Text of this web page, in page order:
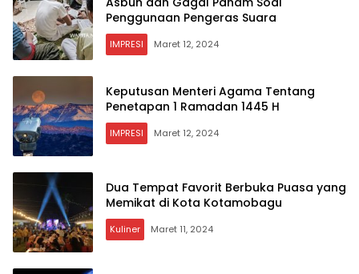
Penggunaan Pengeras Suara
IMPRESI Maret 12, 2024
Keputusan Menteri Agama Tentang
Penetapan 1 Ramadan 1445 H
IMPRESI Maret 12, 2024
Dua Tempat Favorit Berbuka Puasa yang
Memikat di Kota Kotamobagu
Kuliner Maret 11, 2024